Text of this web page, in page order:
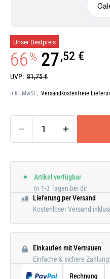
Galerie
öffnen
UVP: 81,75 €
66% 27,52 €
Unser Bestpreis
inkl. MwSt., Versandkostenfreie
Artikel verfügbar
In 1-3 Tagen bei dir
Lieferung per Versand
Kostenloser Versand
Einkaufen mit Vertrauen
Einfache & sichere